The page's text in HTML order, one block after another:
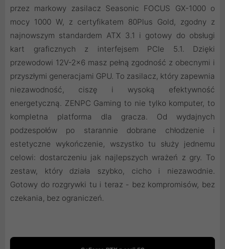
przez markowy zasilacz Seasonic FOCUS GX-1000 o
mocy 1000 W, z certyfikatem 80Plus Gold, zgodny z
najnowszym standardem ATX 3.1 i gotowy do obsługi
kart graficznych z interfejsem PCIe 5.1. Dzięki
przewodowi 12V-2×6 masz pełną zgodność z obecnymi i
przyszłymi generacjami GPU. To zasilacz, który zapewnia
niezawodność, ciszę i wysoką efektywność
energetyczną. ZENPC Gaming to nie tylko komputer, to
kompletna platforma dla gracza. Od wydajnych
podzespołów po starannie dobrane chłodzenie i
estetyczne wykończenie, wszystko tu służy jednemu
celowi: dostarczeniu jak najlepszych wrażeń z gry. To
zestaw, który działa szybko, cicho i niezawodnie.
Gotowy do rozgrywki tu i teraz - bez kompromisów, bez
czekania, bez ograniczeń.